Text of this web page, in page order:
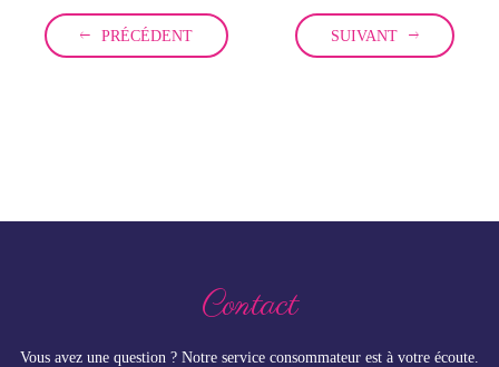
PRÉCÉDENT SUIVANT
Contact
Vous avez une question ? Notre service consommateur est à votre écoute.